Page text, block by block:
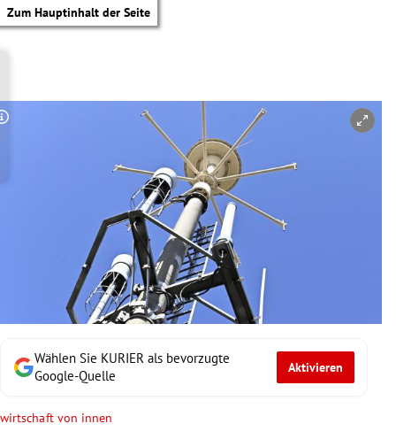
Zum Hauptinhalt der Seite
Untermenü
Untermenü
Wählen Sie KURIER als bevorzugte
Google-Quelle
Aktivieren
wirtschaft von innen
Copyright-Hinweis öffnen/schließen